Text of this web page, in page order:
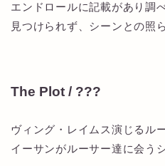
エンドロールに記載があり調
見つけられず、シーンとの照
The Plot / ???
ヴィング・レイムス演じるル
イーサンがルーサー達に会う